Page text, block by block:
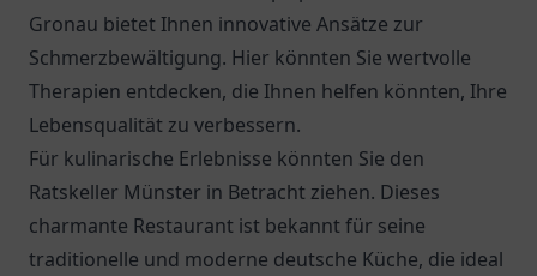
Gronau bietet Ihnen innovative Ansätze zur
Schmerzbewältigung. Hier könnten Sie wertvolle
Therapien entdecken, die Ihnen helfen könnten, Ihre
Lebensqualität zu verbessern.
Für kulinarische Erlebnisse könnten Sie den
Ratskeller Münster in Betracht ziehen. Dieses
charmante Restaurant ist bekannt für seine
traditionelle und moderne deutsche Küche, die ideal